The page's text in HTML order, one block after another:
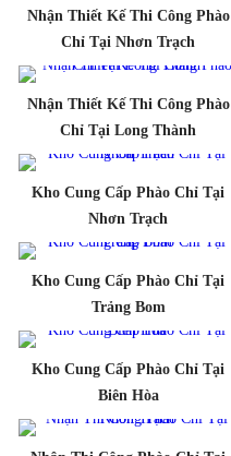
Nhận Thiết Kế Thi Công Phào
Chỉ Tại Nhơn Trạch
Nhận Thiết Kế Thi Công Phào
Chỉ Tại Long Thành
Kho Cung Cấp Phào Chỉ Tại
Nhơn Trạch
Kho Cung Cấp Phào Chỉ Tại
Trảng Bom
Kho Cung Cấp Phào Chỉ Tại
Biên Hòa